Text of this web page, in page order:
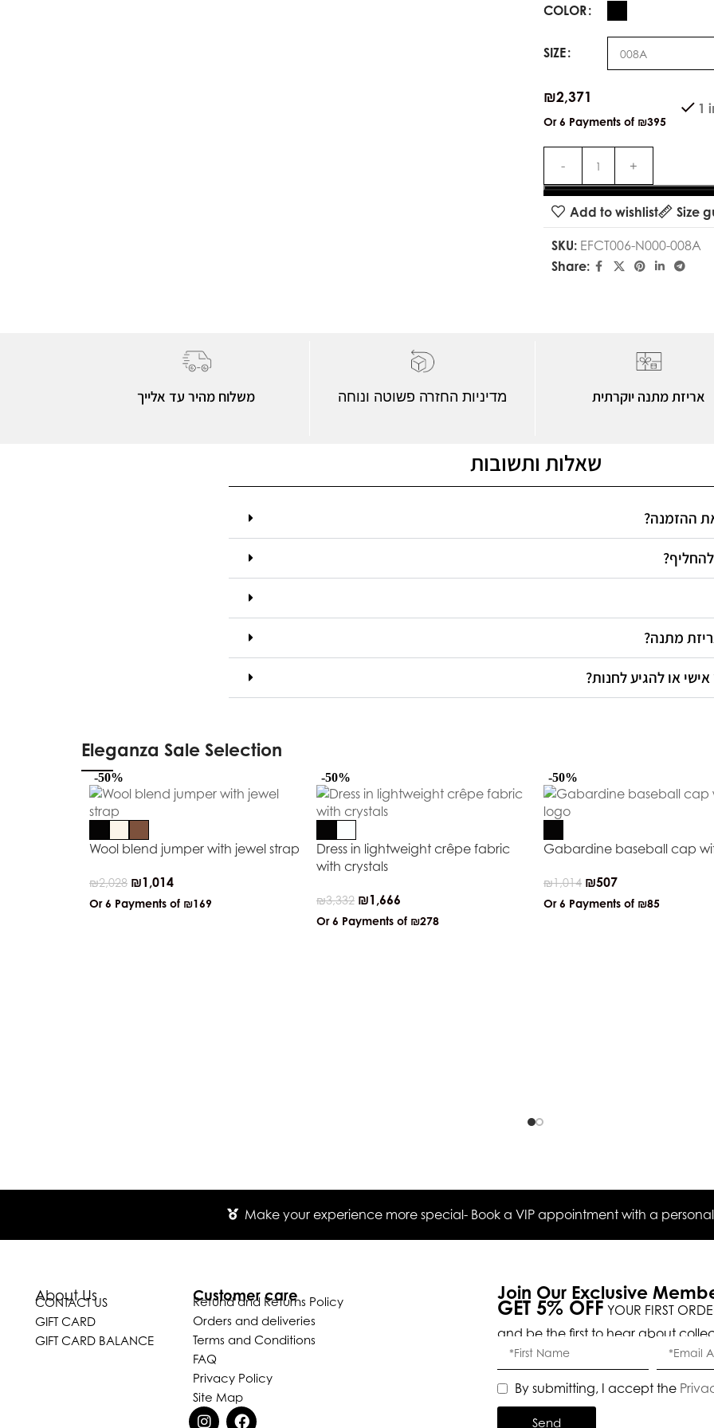
COLOR
SIZE
₪2,371
Or 6 Payments of ₪395
1
Add to wishlist
Size
SKU: EFCT006-N000-008A
Share:
משלוח מהיר עד אלייך מדיניות החזרה פשוטה ונוחה אריזת מתנה יוקרתית
שאלות ותשובות
ההזמנה?
מתנה?
או להגיע לחנות?
Eleganza Sale Selection
-50%
Wool blend jumper with jewel strap
₪2,028 ₪1,014
Or 6 Payments of ₪169
-50%
Dress in lightweight crêpe fabric
with crystals
₪3,332 ₪1,666
Or 6 Payments of ₪278
-50%
Gabardine baseball cap
₪1,014 ₪507
Or 6 Payments of ₪85
Make your experience more special- Book a VIP appointment with a personal
About Us
CONTACT US
GIFT CARD
GIFT CARD BALANCE
Customer care
Refund and Returns Policy
Orders and deliveries
Terms and Conditions
FAQ
Privacy Policy
Site Map
Join Our Exclusive
GET 5% OFF YOUR FIRST
and be the first to hear about
By submitting, I accept the
Send